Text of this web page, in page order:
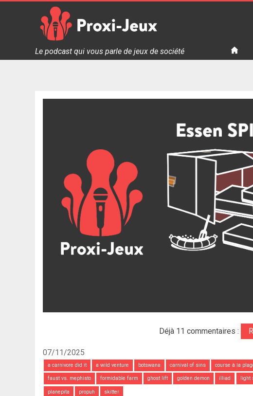
Proxi Jeux - Le podcast qui vous parle de jeux de société
Le podcast qui vous parle de jeux de société
Déjà 11 commentaires :
07/11/2025
a carnivore did it a wild venture botswana carnival of sins course à la
faust vs. mephisto formidable farm ghost lift golden demon illiad light
planepita propuh skitter